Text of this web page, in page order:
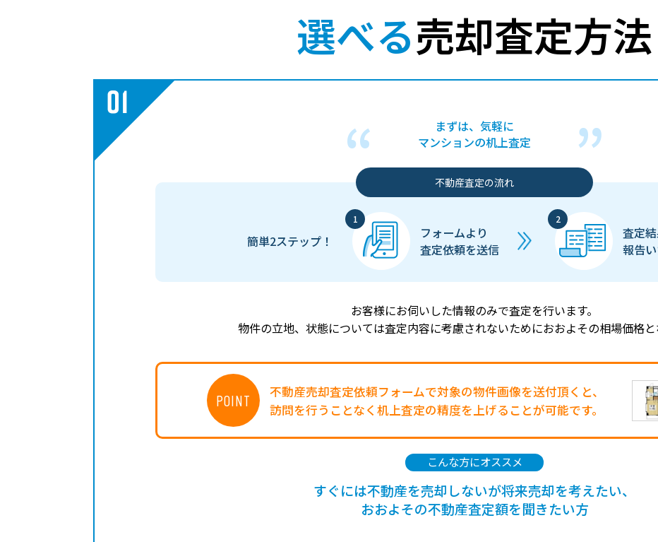
選べる売却査定方法
まずは、気軽に
マンションの机上査定
お客様にお伺いした情報のみで査定を行います。
物件の立地、状態については査定内容に考慮されないためにおおよその相場価格と
不動産査定の流れ
簡単2ステップ！
フォームより
査定依頼を送信
査定
報告
POINT
不動産売却査定依頼フォームで対象の物件画像を送付頂くと、
訪問を行うことなく机上査定の精度を上げることが可能です。
こんな方にオススメ
すぐには不動産を売却しないが将来売却を考えたい、
おおよその不動産査定額を聞きたい方